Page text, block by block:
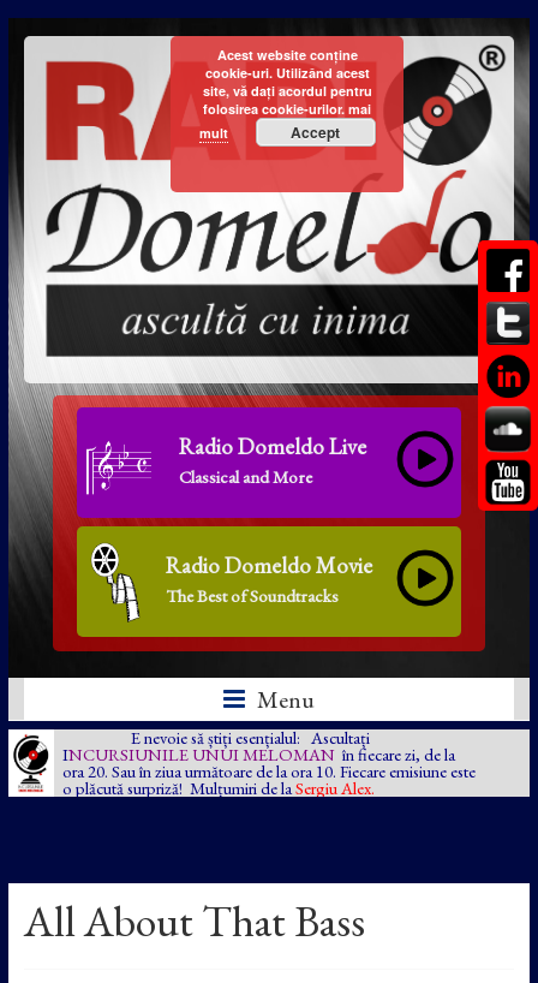
Radio Domeldo Live
Classical and More
Radio Domeldo Movie
The Best of Soundtracks
Menu
E nevoie să știți esențialul: Ascultați
INCURSIUNILE UNUI MELOMAN în fiecare zi, de la
ora 20. Sau în ziua următoare de la ora 10. Fiecare emisiune este
o plăcută surpriză! Mulțumiri de la Sergiu Alex.
All About That Bass
Acest website conține
cookie-uri. Utilizând acest
site, vă dați acordul pentru
folosirea cookie-urilor. mai
mult
Accept